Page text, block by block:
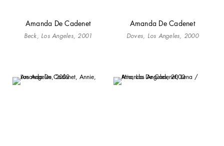
Amanda De Cadenet
Beck, Los Angeles, 2001
Amanda De Cadenet
Doves, Los Angeles, 2000